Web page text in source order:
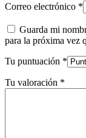
Correo electrónico *
Guarda mi
para la próxima vez
Tu puntuación *
Tu valoración *